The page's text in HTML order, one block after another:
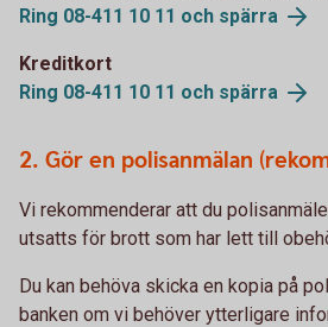
Ring 08-411 10 11 och spärra
Kreditkort
Ring 08-411 10 11 och spärra
2. Gör en polisanmälan
Vi rekommenderar att du
utsatts för brott som har lett till
Du kan behöva skicka en kopia på
banken om vi behöver ytterligare